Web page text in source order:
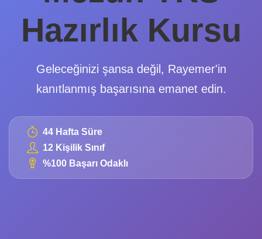
Hazırlık Kursu
Geleceğinizi şansa değil, Rayemer'in
kanıtlanmış başarısına emanet edin.
44 Hafta Süre
12 Kişilik Sınıf
%100 Başarı Odaklı